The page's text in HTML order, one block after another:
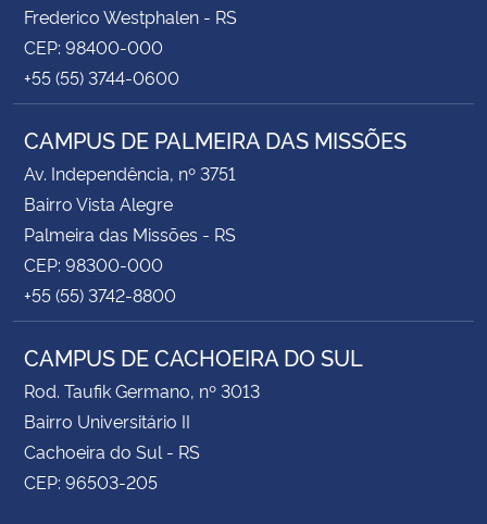
Frederico Westphalen - RS
CEP: 98400-000
+55 (55) 3744-0600
CAMPUS DE PALMEIRA DAS MISSÕES
Av. Independência, nº 3751
Bairro Vista Alegre
Palmeira das Missões - RS
CEP: 98300-000
+55 (55) 3742-8800
CAMPUS DE CACHOEIRA DO SUL
Rod. Taufik Germano, nº 3013
Bairro Universitário II
Cachoeira do Sul - RS
CEP: 96503-205